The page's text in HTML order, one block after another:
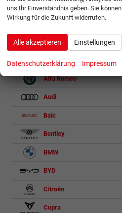
Abarth
Alfa Romeo
Audi
Baic
Bentley
BMW
BYD
Citroën
Cupra
uns Ihr Einverständnis geben. Sie
Wirkung für die Zukunft widerrufen.
Alle akzeptieren Einstellungen
Datenschutzerklärung Impressum